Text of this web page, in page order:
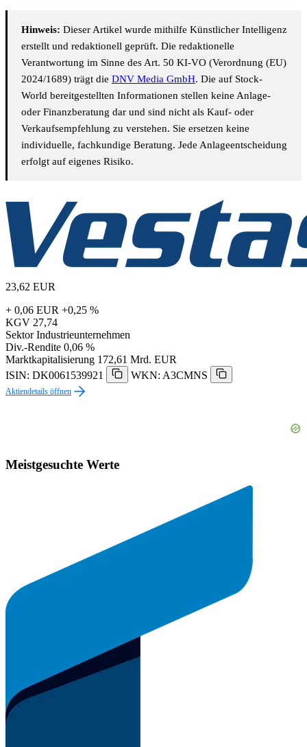
Hinweis: Dieser Artikel wurde mithilfe Künstlicher Intelligenz
erstellt und redaktionell geprüft. Die redaktionelle
Verantwortung im Sinne des Art. 50 KI-VO (Verordnung (EU)
2024/1689) trägt die DNV Media GmbH. Die auf Stock-
World bereitgestellten Informationen stellen keine Anlage-
oder Finanzberatung dar und sind nicht als Kauf- oder
Verkaufsempfehlung zu verstehen. Sie ersetzen keine
individuelle, fachkundige Beratung. Jede Anlageentscheidung
erfolgt auf eigenes Risiko.
23,62 EUR
+ 0,06 EUR +0,25 %
KGV 27,74
Sektor Industrieunternehmen
Div.-Rendite 0,06 %
Marktkapitalisierung 172,61 Mrd. EUR
ISIN: DK0061539921
WKN: A3CMNS
Aktiendetails öffnen
Meistgesuchte Werte